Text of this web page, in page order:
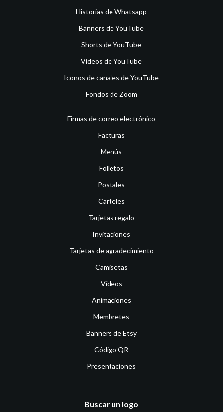
Historias de Whatsapp
Banners de YouTube
Shorts de YouTube
Vídeos de YouTube
Iconos de canales de YouTube
Fondos de Zoom
Firmas de correo electrónico
Facturas
Menús
Folletos
Postales
Carteles
Tarjetas regalo
Invitaciones
Tarjetas de agradecimiento
Camisetas
Vídeos
Animaciones
Membretes
Banners de Etsy
Código QR
Presentaciones
Buscar un logo